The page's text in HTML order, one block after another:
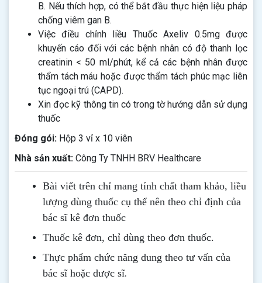
B. Nếu thích hợp, có thể bắt đầu thực hiện liệu pháp
chống viêm gan B.
Việc điều chỉnh liều Thuốc Axeliv 0.5mg được
khuyến cáo đối với các bệnh nhân có độ thanh lọc
creatinin < 50 ml/phút, kể cả các bệnh nhân được
thẩm tách máu hoặc được thẩm tách phúc mạc liên
tục ngoại trú (CAPD).
Xin đọc kỹ thông tin có trong tờ hướng dẫn sử dụng
thuốc
Đóng gói: Hộp 3 vỉ x 10 viên
Nhà sản xuất: Công Ty TNHH BRV Healthcare
Bài viết trên chỉ mang tính chất tham khảo, liều
lượng dùng thuốc cụ thể nên theo chỉ định của
bác sĩ kê đơn thuốc
Thuốc kê đơn, chỉ dùng theo đơn thuốc.
Thực phẩm chức năng dung theo tư vấn của
bác sĩ hoặc dược sĩ.